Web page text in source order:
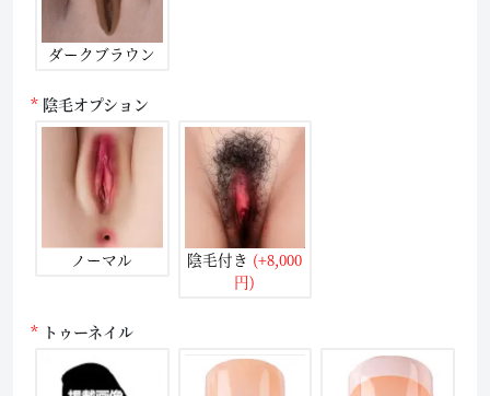
ダークブラウン
陰毛オプション
ノーマル 陰毛付き (+8,000
円)
トゥーネイル